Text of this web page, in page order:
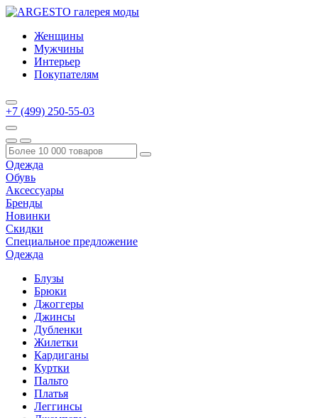
Женщины
Мужчины
Интерьер
Покупателям
+7 (499) 250-55-03
Одежда
Обувь
Аксессуары
Бренды
Новинки
Скидки
Специальное предложение
Одежда
Блузы
Брюки
Джоггеры
Джинсы
Дубленки
Жилетки
Кардиганы
Куртки
Пальто
Платья
Леггинсы